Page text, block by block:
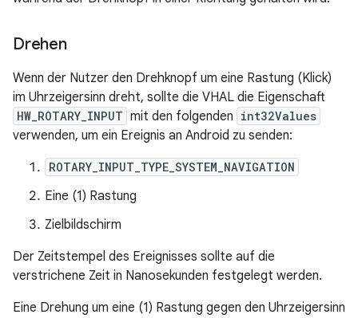
Drehen
Wenn der Nutzer den Drehknopf um eine Rastung (Klick)
im Uhrzeigersinn dreht, sollte die VHAL die Eigenschaft
HW_ROTARY_INPUT mit den folgenden int32Values
verwenden, um ein Ereignis an Android zu senden:
ROTARY_INPUT_TYPE_SYSTEM_NAVIGATION
Eine (1) Rastung
Zielbildschirm
Der Zeitstempel des Ereignisses sollte auf die
verstrichene Zeit in Nanosekunden festgelegt werden.
Eine Drehung um eine (1) Rastung gegen den Uhrzeigersinn